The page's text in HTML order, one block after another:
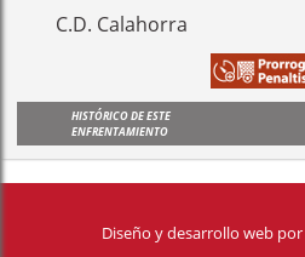
C.D. Calahorra
HISTÓRICO DE ESTE
ENFRENTAMIENTO
Diseño y desarrollo web por